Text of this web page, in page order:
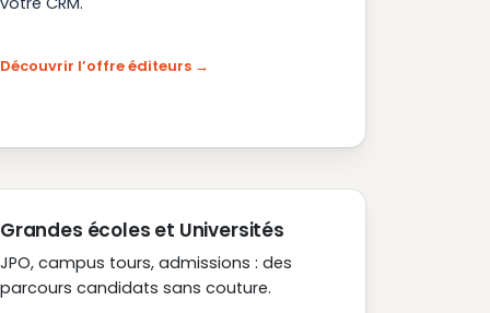
Découvrir l’offre éditeurs
Grandes écoles et Universités
JPO, campus tours, admissions : des
parcours candidats sans couture.